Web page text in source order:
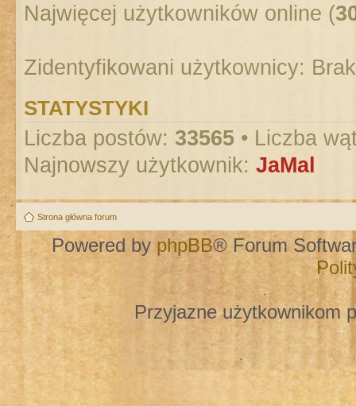
Najwięcej użytkowników online (
Zidentyfikowani użytkownicy:
STATYSTYKI
Liczba postów: 33565 • Liczba
Najnowszy użytkownik: JaMal
Strona główna forum
Powered by phpBB® Forum
Przyjazne użytkownikom